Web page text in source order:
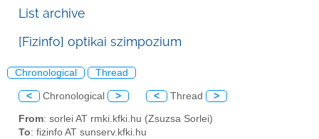
List archive
[Fizinfo] optikai szimpozium
Chronological Thread
< Chronological > < Thread >
From: sorlei AT rmki.kfki.hu (Zsuzsa Sorlei)
To: fizinfo AT sunserv.kfki.hu